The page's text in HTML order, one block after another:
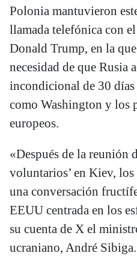
Polonia mantuvieron
llamada telefónica con
Donald Trump, en la
necesidad de que Rusia
incondicional de 30
como Washington y los
europeos.
«Después de la reunión
voluntarios’ en Kiev,
una conversación
EEUU centrada en los
su cuenta de X el
ucraniano, André Sibiga.